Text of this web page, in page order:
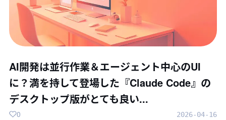
AI開発は並行作業＆エージェント中心のUI
に？満を持して登場した『Claude Code』の
デスクトップ版がとても良い...
2026-04-16
0